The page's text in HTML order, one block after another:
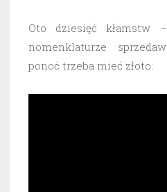
Oto dziesięć kłamstw
nomenklaturze
ponoć trzeba mieć złoto: